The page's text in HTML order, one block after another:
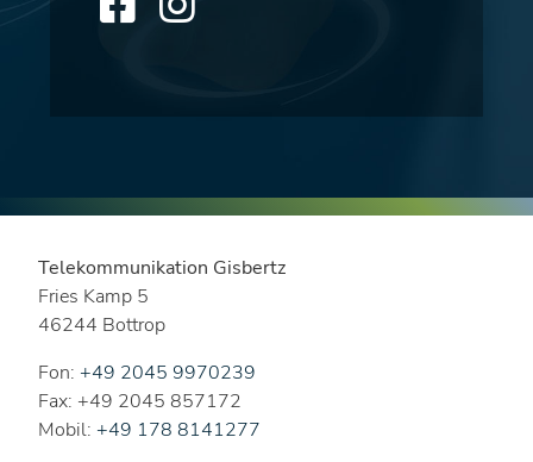
Telekommunikation Gisbertz
Fries Kamp 5
46244 Bottrop
Fon: +49 2045 9970239
Fax: +49 2045 857172
Mobil: +49 178 8141277